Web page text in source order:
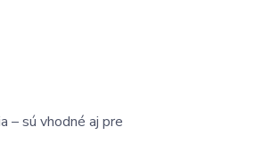
– sú vhodné aj pre